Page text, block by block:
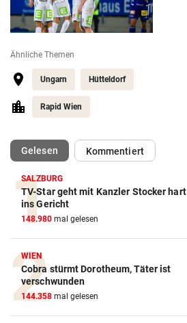
Ähnliche Themen
Ungarn Hütteldorf
Rapid Wien
Gelesen(ausgewählt)Kommentiert
SALZBURG
TV-Star geht mit Kanzler Stocker hart
ins Gericht
148.980 mal gelesen
WIEN
Cobra stürmt Dorotheum, Täter ist
verschwunden
144.358 mal gelesen
Action-Cam Vergleich
ZUM VERGLEICH
Crosstrainer Vergleich
ZUM VERGLEICH
E-Bike Vergleich
ZUM VERGLEICH